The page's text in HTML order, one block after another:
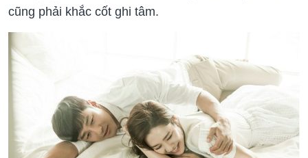
cũng phải khắc cốt ghi tâm.